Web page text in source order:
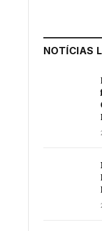
NOTÍCIAS